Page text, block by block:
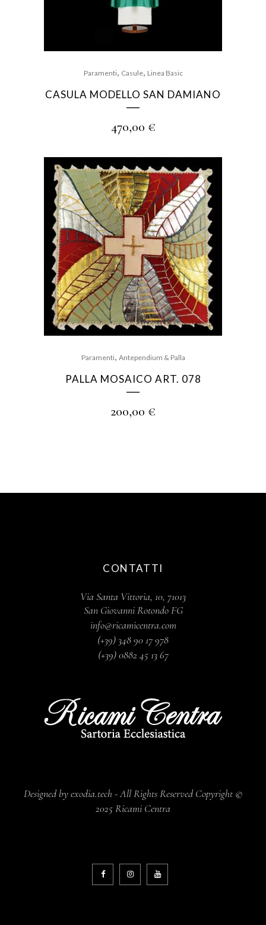
Paramenti, Casule, Linea Basic
CASULA MODELLO SAN DAMIANO
470,00 €
Paramenti, Antependium & Palla
PALLA MOSAICO ART. 078
200,00 €
CONTATTI
Via Santa Vittoria, 10, 71013
San Giovanni Rotondo FG
info@ricamicentra.com
(+39) 348 90 17 978
(+39) 0882 45 13 67
Designed by exodia.tech - All Rights Reserved Copyright ©
2025 Ricami Centra